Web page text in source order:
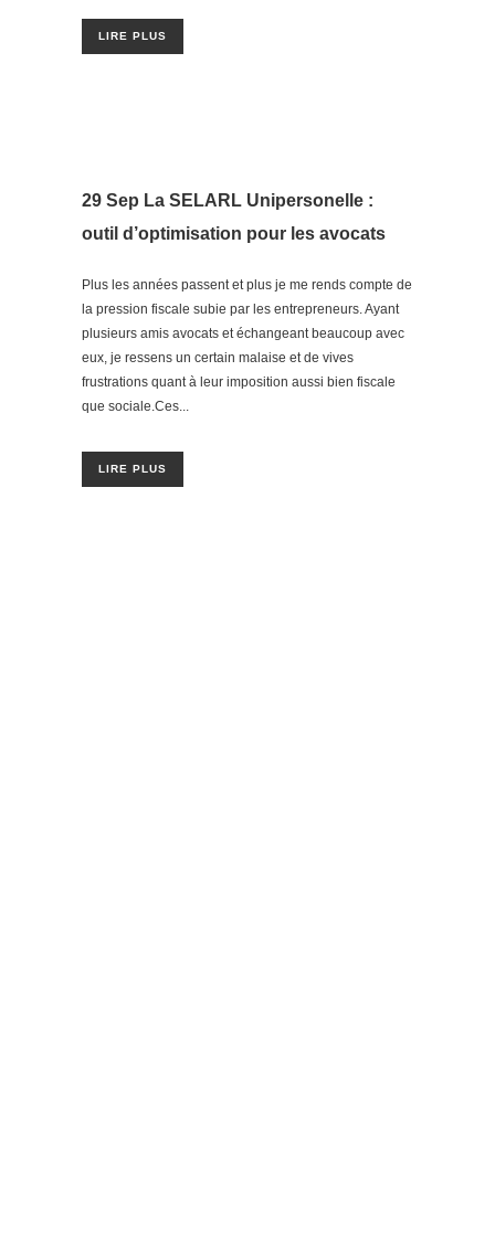
LIRE PLUS
29 Sep La SELARL Unipersonelle :
outil d’optimisation pour les avocats
Plus les années passent et plus je me rends compte de
la pression fiscale subie par les entrepreneurs. Ayant
plusieurs amis avocats et échangeant beaucoup avec
eux, je ressens un certain malaise et de vives
frustrations quant à leur imposition aussi bien fiscale
que sociale.Ces...
LIRE PLUS